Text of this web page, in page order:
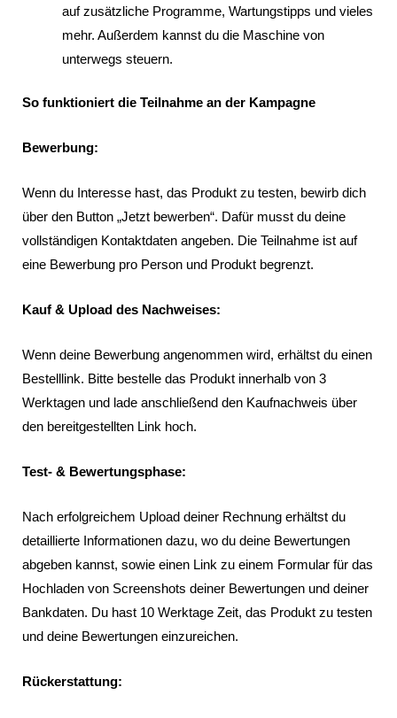
auf zusätzliche Programme, Wartungstipps und vieles
mehr. Außerdem kannst du die Maschine von
unterwegs steuern.
So funktioniert die Teilnahme an der Kampagne
Bewerbung:
Wenn du Interesse hast, das Produkt zu testen, bewirb dich
über den Button „Jetzt bewerben“. Dafür musst du deine
vollständigen Kontaktdaten angeben. Die Teilnahme ist auf
eine Bewerbung pro Person und Produkt begrenzt.
Kauf & Upload des Nachweises:
Wenn deine Bewerbung angenommen wird, erhältst du einen
Bestelllink. Bitte bestelle das Produkt innerhalb von 3
Werktagen und lade anschließend den Kaufnachweis über
den bereitgestellten Link hoch.
Test- & Bewertungsphase:
Nach erfolgreichem Upload deiner Rechnung erhältst du
detaillierte Informationen dazu, wo du deine Bewertungen
abgeben kannst, sowie einen Link zu einem Formular für das
Hochladen von Screenshots deiner Bewertungen und deiner
Bankdaten. Du hast 10 Werktage Zeit, das Produkt zu testen
und deine Bewertungen einzureichen.
Rückerstattung: